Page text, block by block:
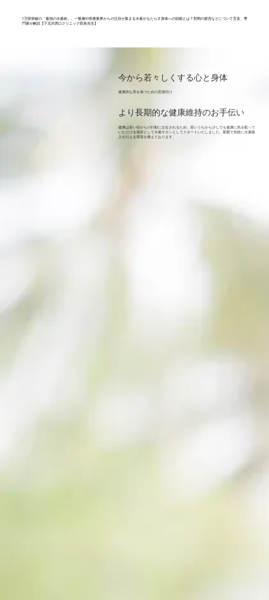
​1万部突破の「最強の水素術」。一般層や医療業界からの注目が集まる水素がもたらす身体への効能とは？世間の賛否などについて言及、専
門家が解説【下北沢西口クリニック院長先生】
より長期的な健康維持のお手伝い
健康は若い頃からの行動に左右されるため、若いうちから少しでも健康に気を配って
いただける場所として水素サロンとしてスタートいたしました。那覇で気軽に水素吸
入を行える環境を整えております。
今から若々しくする心と身体
健康的な美を保つための意識付け